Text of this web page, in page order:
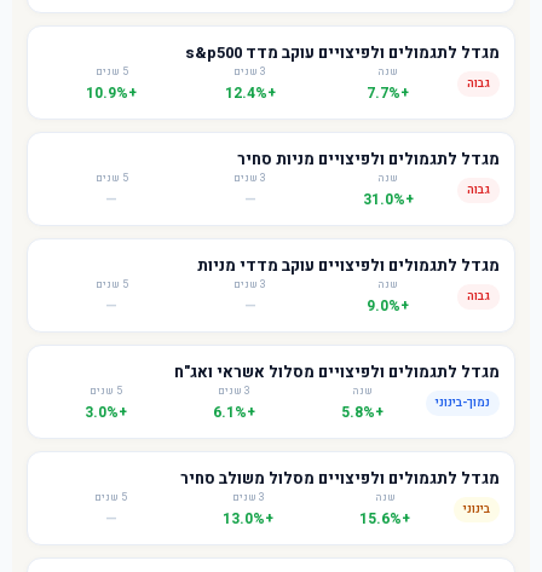
מגדל לתגמולים ולפיצויים עוקב מדד s&p500
גבוה
שנה
+7.7%
3 שנים
+12.4%
5 שנים
+10.9%
מגדל לתגמולים ולפיצויים מניות סחיר
גבוה
שנה
+31.0%
3 שנים
—
5 שנים
—
מגדל לתגמולים ולפיצויים עוקב מדדי מניות
גבוה
שנה
+9.0%
3 שנים
—
5 שנים
—
מגדל לתגמולים ולפיצויים מסלול אשראי ואג"ח
נמוך-בינוני
שנה
+5.8%
3 שנים
+6.1%
5 שנים
+3.0%
מגדל לתגמולים ולפיצויים מסלול משולב סחיר
בינוני
שנה
+15.6%
3 שנים
+13.0%
5 שנים
—